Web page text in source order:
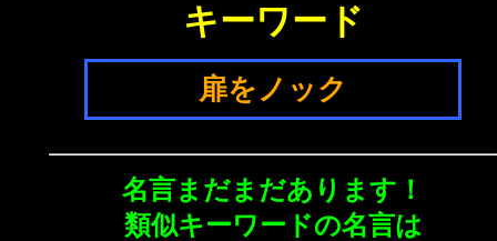
キーワード
扉をノック
名言まだまだあります！
類似キーワードの名言は